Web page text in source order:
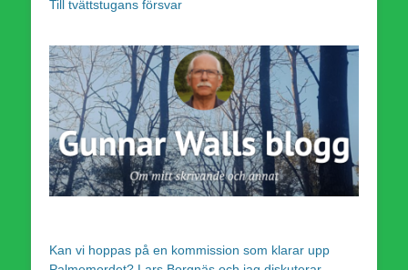
Till tvättstugans försvar
Kan vi hoppas på en kommission som klarar upp